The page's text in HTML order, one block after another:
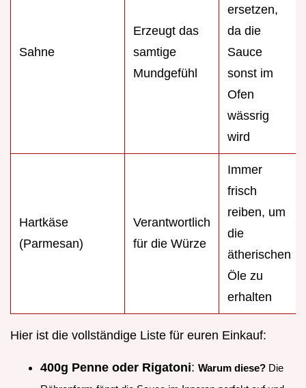
Sahne
Erzeugt das
samtige
Mundgefühl
ersetzen,
da die
Sauce
sonst im
Ofen
wässrig
wird
Hartkäse
(Parmesan)
Verantwortlich
für die Würze
Immer
frisch
reiben, um
die
ätherischen
Öle zu
erhalten
Hier ist die vollständige Liste für euren Einkauf:
400g Penne oder Rigatoni: Warum diese? Die